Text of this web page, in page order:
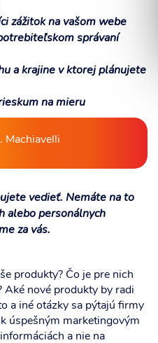
zážitok na vašom webe
správaní
a krajine v ktorej plánujete
na mieru
Machiavelli
vedieť. Nemáte na to
alebo personálnych
za vás.
produkty? Čo je pre nich
Aké nové produkty by radi
a iné otázky sa pýtajú firmy
úspešným marketingovým
a nie na
informácií.